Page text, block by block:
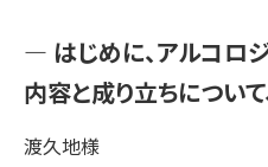
― はじめに、アルコロ
内容と成り立ちについて
渡久地様